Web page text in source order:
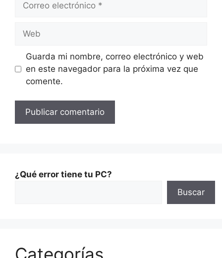
Guarda mi nombre, correo electrónico y web
en este navegador para la próxima vez que
comente.
¿Qué error tiene tu PC?
Buscar